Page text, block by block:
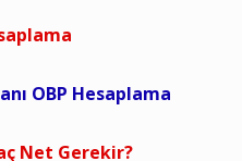
OBP Hesaplama
Net Gerekir?